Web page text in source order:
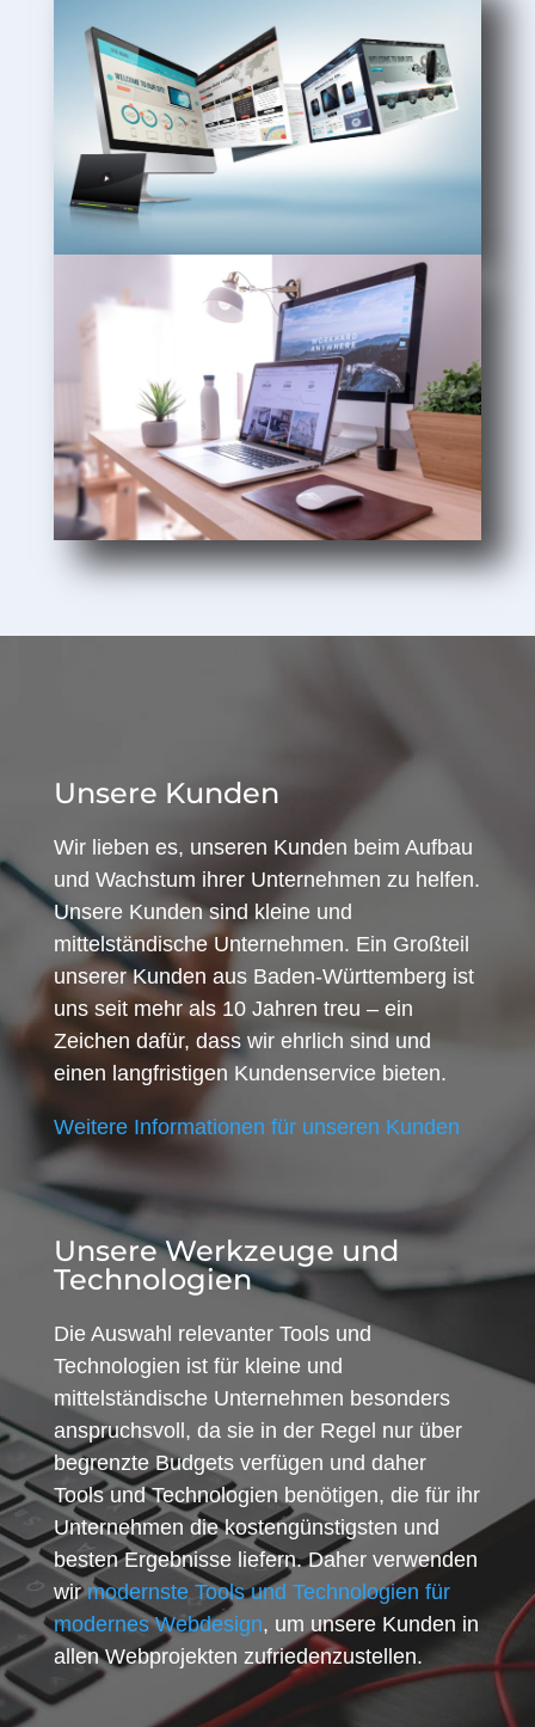
Unsere Kunden
Wir lieben es, unseren Kunden beim Aufbau
und Wachstum ihrer Unternehmen zu helfen.
Unsere Kunden sind kleine und
mittelständische Unternehmen. Ein Großteil
unserer Kunden aus Baden-Württemberg ist
uns seit mehr als 10 Jahren treu – ein
Zeichen dafür, dass wir ehrlich sind und
einen langfristigen Kundenservice bieten.
Weitere Informationen für unseren Kunden
Unsere Werkzeuge und
Technologien
Die Auswahl relevanter Tools und
Technologien ist für kleine und
mittelständische Unternehmen besonders
anspruchsvoll, da sie in der Regel nur über
begrenzte Budgets verfügen und daher
Tools und Technologien benötigen, die für ihr
Unternehmen die kostengünstigsten und
besten Ergebnisse liefern. Daher verwenden
wirmodernste Tools und Technologien für
modernes Webdesign, um unsere Kunden in
allen Webprojekten zufriedenzustellen.